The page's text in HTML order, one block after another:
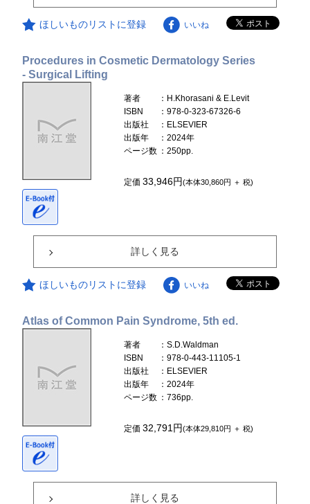
ほしいものリストに登録 いいね
Procedures in Cosmetic Dermatology Series
- Surgical Lifting
著者
：H.Khorasani & E.Levit
ISBN
：978-0-323-67326-6
出版社
：ELSEVIER
出版年
：2024年
ページ数 ：250pp.
定価33,946円(本体30,860円 ＋ 税)
詳しく見る
ほしいものリストに登録 いいね
Atlas of Common Pain Syndrome, 5th ed.
著者
：S.D.Waldman
ISBN
：978-0-443-11105-1
出版社
：ELSEVIER
出版年
：2024年
ページ数 ：736pp.
定価32,791円(本体29,810円 ＋ 税)
詳しく見る